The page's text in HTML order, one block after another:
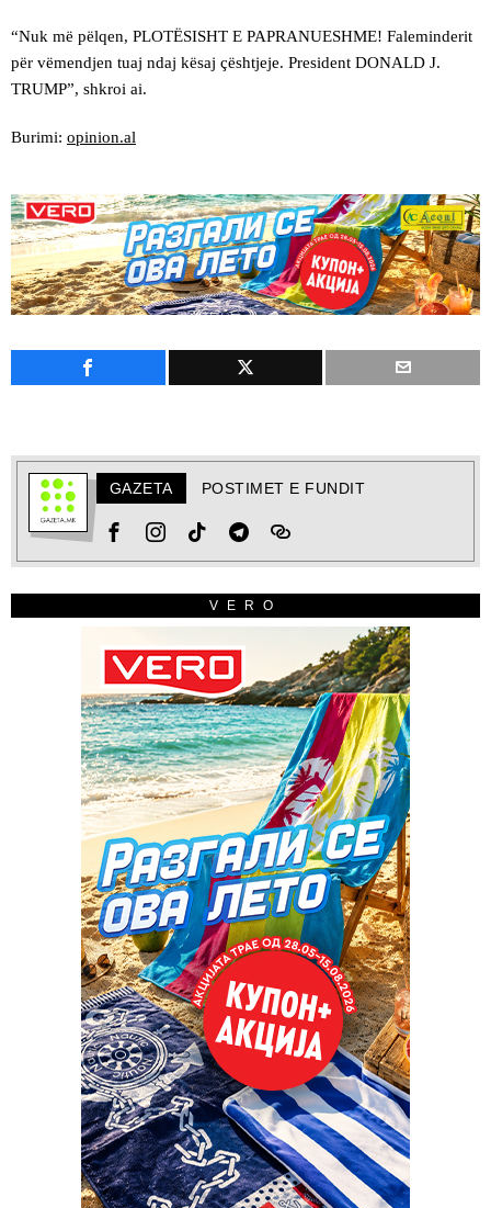
“Nuk më pëlqen, PLOTËSISHT E PAPRANUESHME! Faleminderit
për vëmendjen tuaj ndaj kësaj çështjeje. President DONALD J.
TRUMP”, shkroi ai.
Burimi: opinion.al
GAZETA POSTIMET E FUNDIT
VERO